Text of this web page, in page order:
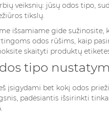
5.3. Teisingas naudojimas
5.4. Kremus laikymo ypatumai
Praktinis kontrolinis sąrašas
Išvados
Dažniausiai užduodami
8.1. Kaip namuose nustatyti
8.2. Kokių sudedamųjų dalių
8.3. Ar tikrai reikalingi
8.4. Ar galiu pasikliauti tik
veiksnių: jūsų odos tipo,
tikslų.
išsamiame gide sužinosite,
odos rūšims, kaip
skaityti produktų
tipo
įsigydami bet kokį odos
padėsiantis išsirinkti